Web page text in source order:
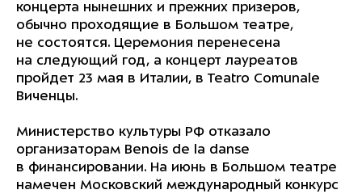
концерта нынешних и прежних призеров,
обычно проходящие в Большом театре,
не состоятся. Церемония перенесена
на следующий год, а концерт лауреатов
пройдет 23 мая в Италии, в Teatro Comunale
Виченцы.
Министерство культуры РФ отказало
организаторам Benois de la danse
в финансировании. На июнь в Большом театре
намечен Московский международный конкурс